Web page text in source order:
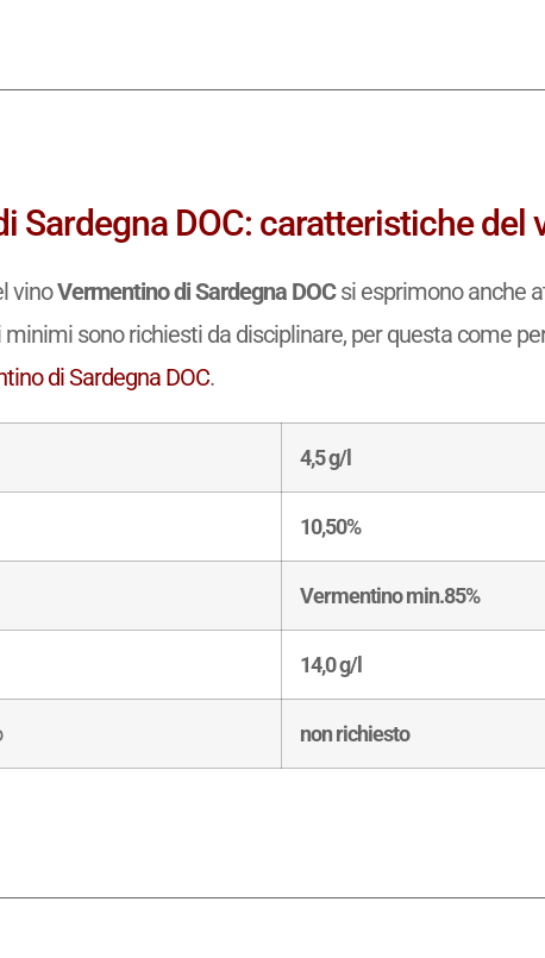
Sardegna DOC: caratteristiche del
vinoVermentino di Sardegna DOCsi esprimono anche
sono richiesti da disciplinare, per questa come
di Sardegna DOC.
4,5 g/l
10,50%
Vermentino min.85%
14,0 g/l
non richiesto